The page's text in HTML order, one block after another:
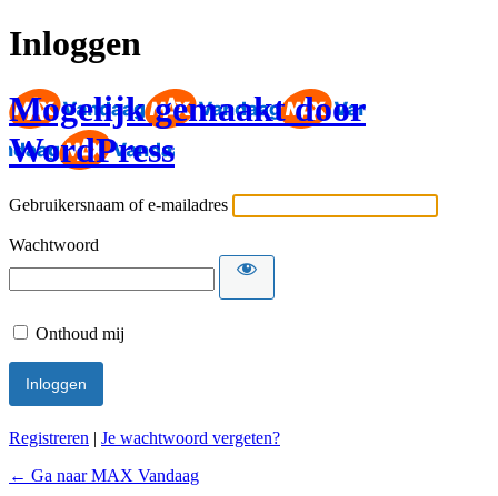
Inloggen
Mogelijk gemaakt door
WordPress
Gebruikersnaam of e-mailadres
Wachtwoord
Onthoud mij
Registreren | Je wachtwoord vergeten?
← Ga naar MAX Vandaag